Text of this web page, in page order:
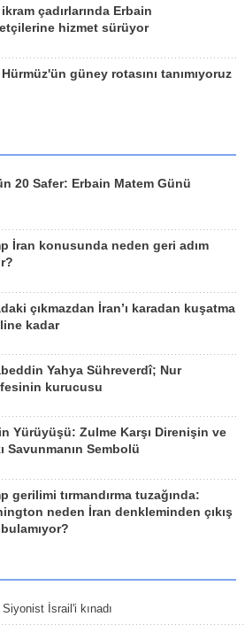
çadırlarında Erbain
hizmet sürüyor
güney rotasını tanımıyoruz
20 Safer: Erbain Matem Günü
İran konusunda neden geri adım
çıkmazdan İran’ı karadan kuşatma
kadar
Yahya Sühreverdî; Nur
kurucusu
Yürüyüşü: Zulme Karşı Direnişin ve
Savunmanın Sembolü
gerilimi tırmandırma tuzağında:
neden İran denkleminden çıkış
İsrail'i kınadı